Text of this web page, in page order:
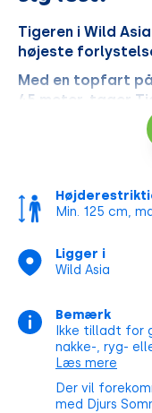
Tigeren i Wild
højeste
Med en topfart
45 meter, tager
flyvetur, I aldrig
Min. 125 cm,
Ligger i
Wild Asia
Bemærk
Ikke tilladt for
nakke-, ryg-
Læs mere
Der vil
med Djurs